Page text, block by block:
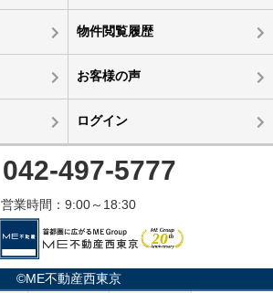
物件閲覧履歴
お客様の声
ログイン
042-497-5777
営業時間：9:00～18:30
©ME不動産西東京